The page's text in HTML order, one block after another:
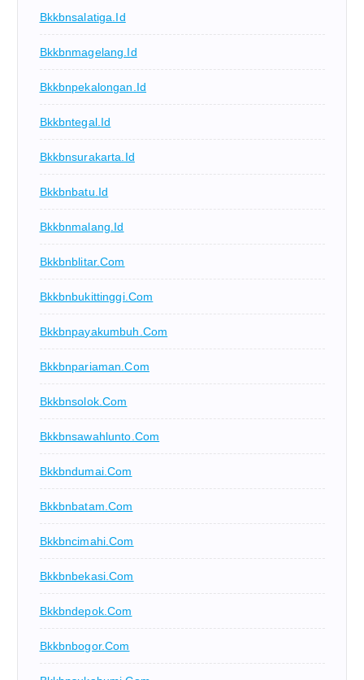
Bkkbnsalatiga.id
Bkkbnmagelang.id
Bkkbnpekalongan.id
Bkkbntegal.id
Bkkbnsurakarta.id
Bkkbnbatu.id
Bkkbnmalang.id
Bkkbnblitar.com
Bkkbnbukittinggi.com
Bkkbnpayakumbuh.com
Bkkbnpariaman.com
Bkkbnsolok.com
Bkkbnsawahlunto.com
Bkkbndumai.com
Bkkbnbatam.com
Bkkbncimahi.com
Bkkbnbekasi.com
Bkkbndepok.com
Bkkbnbogor.com